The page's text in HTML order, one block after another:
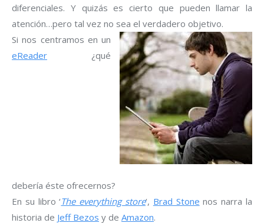
diferenciales. Y quizás es cierto que pueden llamar la
atención…pero tal vez no sea el verdadero objetivo.
Si nos centramos en un
eReader ¿qué
debería éste ofrecernos?
En su libro ‘The everything store‘, Brad Stone nos narra la
historia de Jeff Bezos y de Amazon.